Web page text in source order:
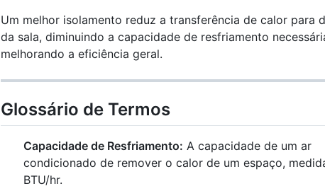
Um melhor isolamento reduz a transferência de calor para
da sala, diminuindo a capacidade de resfriamento
melhorando a eficiência geral.
Glossário de Termos
Capacidade de Resfriamento: A capacidade de um ar
condicionado de remover o calor de um espaço,
BTU/hr.